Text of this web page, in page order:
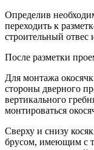
Определив
переходить к
строительный отвес
После разметки
Для монтажа
стороны дверного
вертикального
монтироваться
Сверху и снизу
брусом, имеющим с